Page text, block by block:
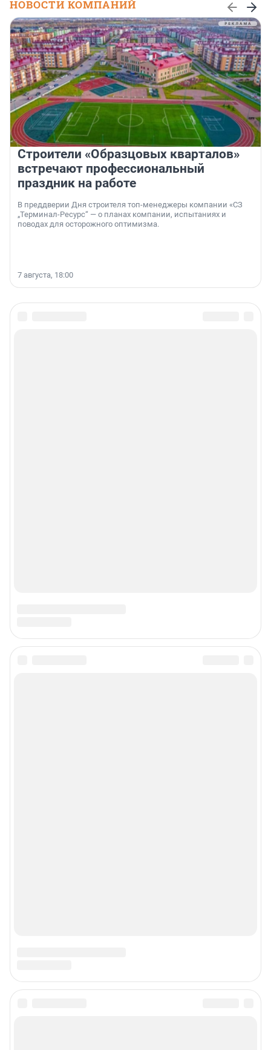
НОВОСТИ КОМПАНИЙ
Строители «Образцовых кварталов»
встречают профессиональный
праздник на работе
В преддверии Дня строителя топ-менеджеры компании «СЗ
„Терминал-Ресурс“ — о планах компании, испытаниях и
поводах для осторожного оптимизма.
7 августа, 18:00